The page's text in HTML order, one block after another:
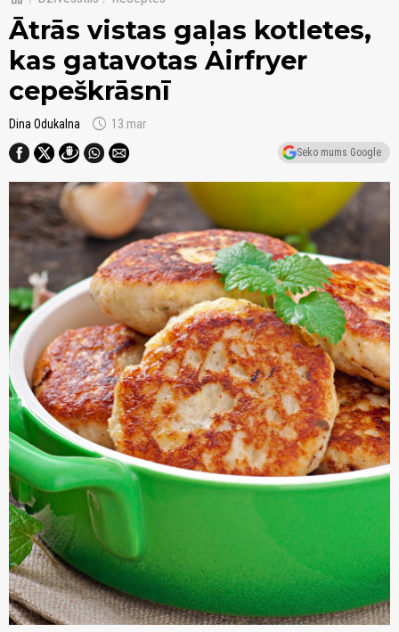
Ātrās vistas gaļas kotletes,
kas gatavotas Airfryer
cepeškrāsnī
Dina Odukalna schedule 13.mar
Seko mums Google